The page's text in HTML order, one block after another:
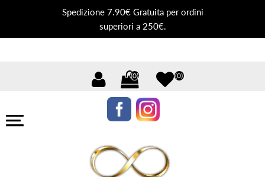
Spedizione 7.90€ Gratuita per ordini
superiori a 250€.
(0) (0)